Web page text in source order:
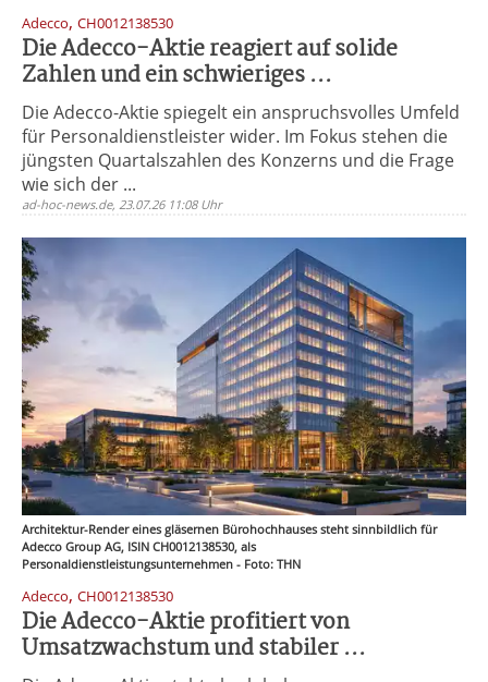
Adecco, CH0012138530
Die Adecco-Aktie reagiert auf solide
Zahlen und ein schwieriges ...
Die Adecco-Aktie spiegelt ein anspruchsvolles Umfeld
für Personaldienstleister wider. Im Fokus stehen die
jüngsten Quartalszahlen des Konzerns und die Frage
wie sich der ...
ad-hoc-news.de, 23.07.26 11:08 Uhr
Architektur-Render eines gläsernen Bürohochhauses steht sinnbildlich für
Adecco Group AG, ISIN CH0012138530, als
Personaldienstleistungsunternehmen - Foto: THN
Adecco, CH0012138530
Die Adecco-Aktie profitiert von
Umsatzwachstum und stabiler ...